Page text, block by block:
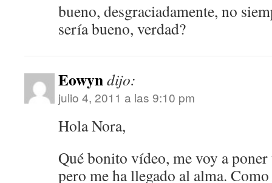
bueno, desgraciadamente, no
sería bueno, verdad?
Eowyndijo:
julio 4, 2011 a las 9:10 pm
Hola Nora,
Qué bonito vídeo, me voy a
pero me ha llegado al alma.